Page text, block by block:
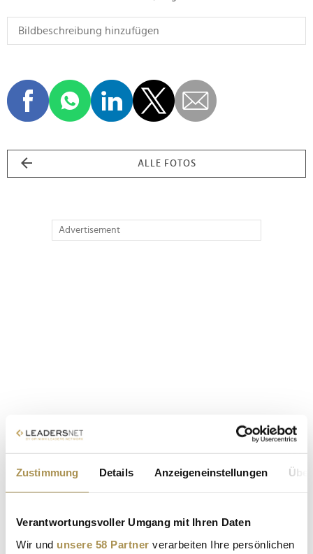
Zustimmung Details Anzeigeneinstellungen
Verantwortungsvoller Umgang mit Ihren Daten
Wir und unsere 58 Partner verarbeiten Ihre persönlichen
ALLE FOTOS
Advertisement